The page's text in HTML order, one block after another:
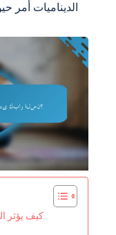
الديناميات أمر
كيف يؤثر